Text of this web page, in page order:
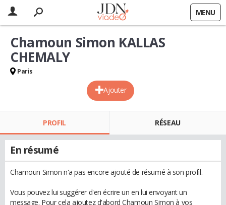
MENU
Ajouter
Chamoun Simon KALLAS
CHEMALY
Paris
PROFIL RÉSEAU
En résumé
Chamoun Simon n'a pas encore ajouté de résumé à son profil.
Vous pouvez lui suggérer d'en écrire un en lui envoyant un
message. Pour cela ajoutez d'abord Chamoun Simon à vos